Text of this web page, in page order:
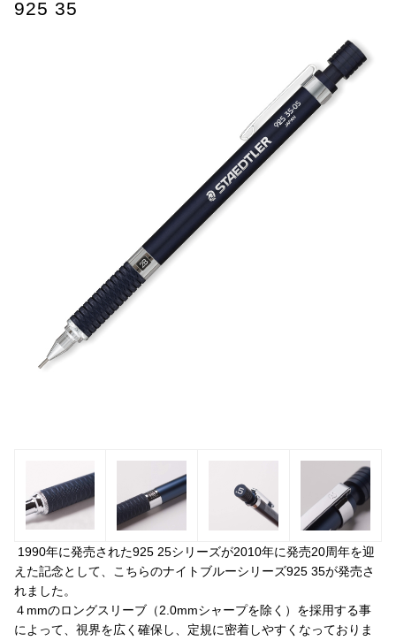
925 35
1990年に発売された925 25シリーズが2010年に発売20周年を迎
えた記念として、こちらのナイトブルーシリーズ925 35が発売さ
れました。
４mmのロングスリーブ（2.0mmシャープを除く）を採用する事
によって、視界を広く確保し、定規に密着しやすくなっておりま